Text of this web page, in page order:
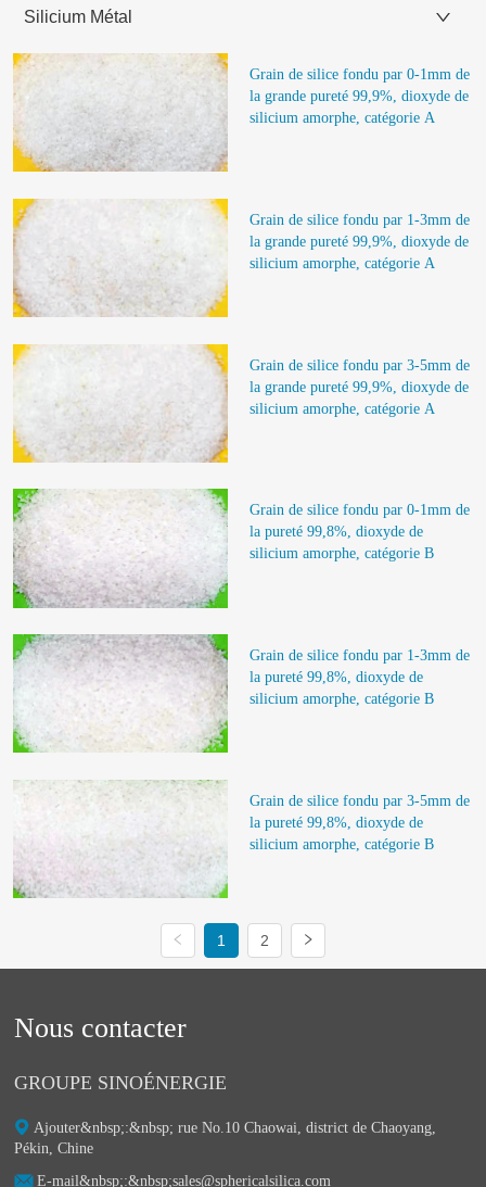
Silicium Métal
Grain de silice fondu par 0-1mm de
la grande pureté 99,9%, dioxyde de
silicium amorphe, catégorie A
Grain de silice fondu par 1-3mm de
la grande pureté 99,9%, dioxyde de
silicium amorphe, catégorie A
Grain de silice fondu par 3-5mm de
la grande pureté 99,9%, dioxyde de
silicium amorphe, catégorie A
Grain de silice fondu par 0-1mm de
la pureté 99,8%, dioxyde de
silicium amorphe, catégorie B
Grain de silice fondu par 1-3mm de
la pureté 99,8%, dioxyde de
silicium amorphe, catégorie B
Grain de silice fondu par 3-5mm de
la pureté 99,8%, dioxyde de
silicium amorphe, catégorie B
1 2
Nous contacter
GROUPE SINOÉNERGIE
Ajouter&nbsp;:&nbsp;ㅤ rue No.10 Chaowai, district de Chaoyang,
Pékin, Chine
E-mail&nbsp;:&nbsp;ㅤsales@sphericalsilica.com